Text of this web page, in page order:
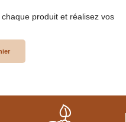
produit et réalisez vos